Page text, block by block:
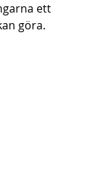
ett
göra.